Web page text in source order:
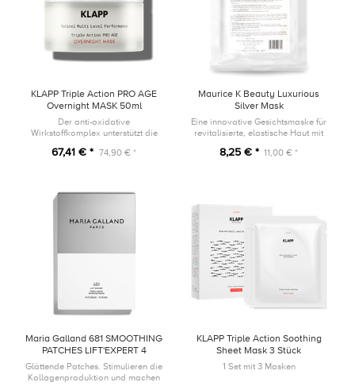
KLAPP Triple Action PRO AGE
Overnight MASK 50ml
Der anti-oxidative
Wirkstoffkomplex unterstützt die
in Kombination mit dem der
67,41 € * 74,90 € *
Maurice K Beauty Luxurious
Silver Mask
Eine innovative Gesichtsmaske für
revitalisierte, elastische Haut mit
8,25 € * 11,00 € *
Maria Galland 681 SMOOTHING
PATCHES LIFT'EXPERT 4
Patches
Glättende Patches. Stimulieren die
Kollagenproduktion und machen
KLAPP Triple Action Soothing
Sheet Mask 3 Stück
1 Set mit 3 Masken